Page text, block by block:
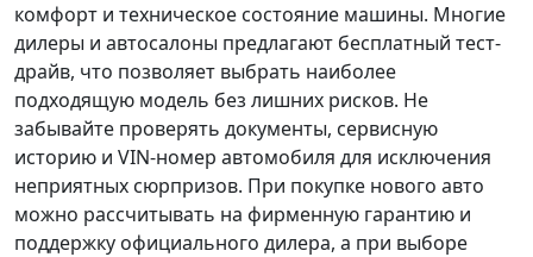
комфорт и техническое состояние машины. Многие
дилеры и автосалоны предлагают бесплатный тест-
драйв, что позволяет выбрать наиболее
подходящую модель без лишних рисков. Не
забывайте проверять документы, сервисную
историю и VIN-номер автомобиля для исключения
неприятных сюрпризов. При покупке нового авто
можно рассчитывать на фирменную гарантию и
поддержку официального дилера, а при выборе